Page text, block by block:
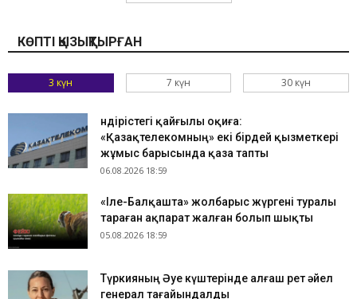
КӨПТІ ҚЫЗЫҚТЫРҒАН
3 күн 7 күн 30 күн
Өндірістегі қайғылы оқиға:
«Қазақтелекомның» екі бірдей қызметкері
жұмыс барысында қаза тапты
06.08.2026 18:59
«Іле-Балқашта» жолбарыс жүргені туралы
тараған ақпарат жалған болып шықты
05.08.2026 18:59
Түркияның Әуе күштерінде алғаш рет әйел
генерал тағайындалды